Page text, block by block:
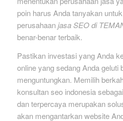
poin harus Anda tanyakan
perusahaanjasa SEO di
benar-benar terbaik.
Pastikan investasi yang Anda
online yang sedang Anda geluti
menguntungkan. Memilih
konsultan seo indonesia
dan terpercaya merupakan
akan mengantarkan website